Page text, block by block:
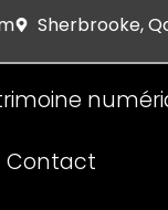
Sherbrooke,
Contact